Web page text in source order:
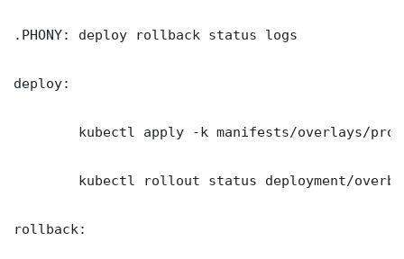
.PHONY: deploy rollback status logs
deploy:
rollback: